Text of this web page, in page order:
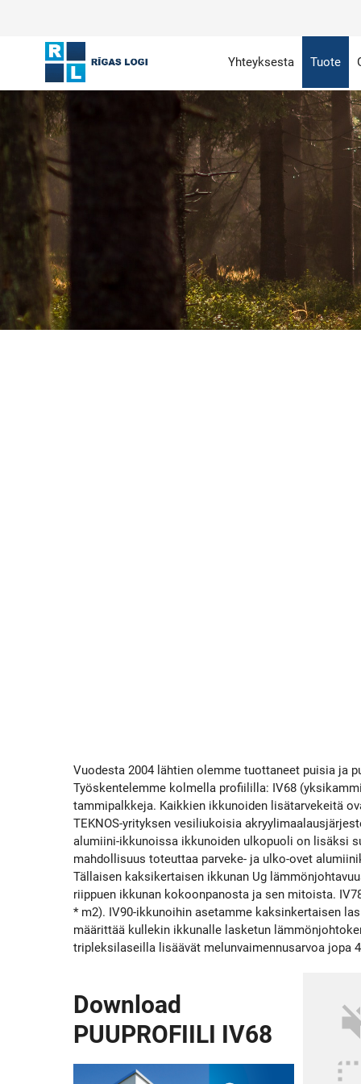
Yhteyksesta Tuote
Vuodesta 2004 lähtien olemme tuottaneet puisia ja
Työskentelemme kolmella profiililla: IV68
tammipalkkeja. Kaikkien ikkunoiden lisätarvekeitä
TEKNOS-yrityksen vesiliukoisia
alumiini-ikkunoissa ikkunoiden ulkopuoli on lisäksi
mahdollisuus toteuttaa parveke- ja ulko-ovet
Tällaisen kaksikertaisen ikkunan Ug
riippuen ikkunan kokoonpanosta ja sen mitoista.
* m2). IV90-ikkunoihin asetamme kaksinkertaisen
määrittää kullekin ikkunalle lasketun
tripleksilaseilla lisäävät melunvaimennusarvoa jopa
Download
PUUPROFIILI IV68